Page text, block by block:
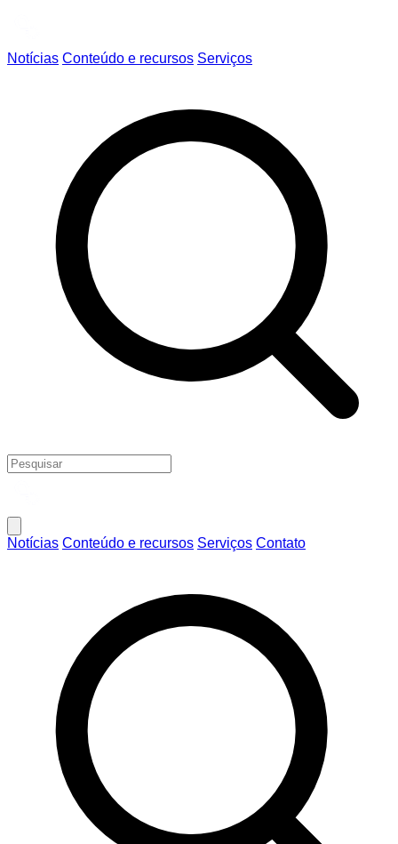
Notícias Conteúdo e recursos Serviços
Notícias Conteúdo e recursos Serviços Contato